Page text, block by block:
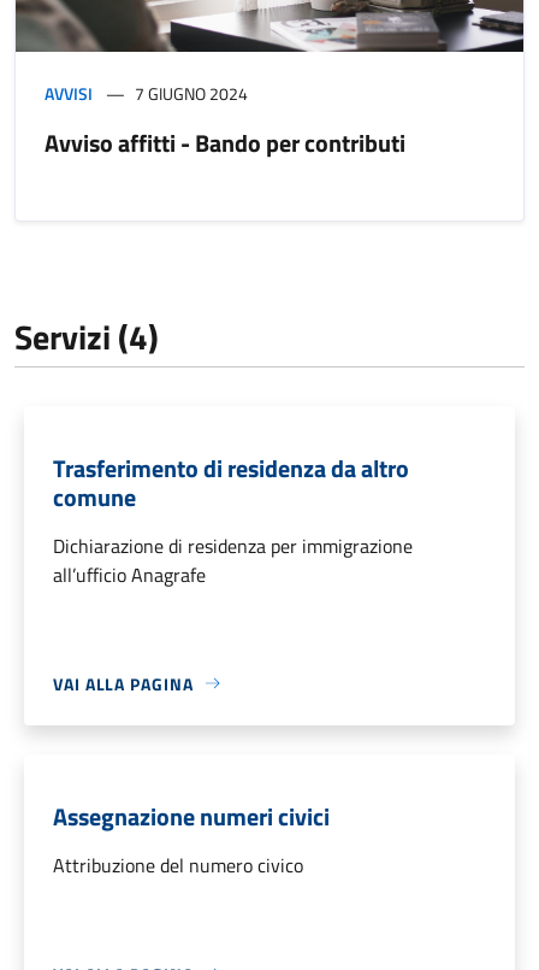
AVVISI 7 GIUGNO 2024
Avviso affitti - Bando per contributi
Servizi (4)
Trasferimento di residenza da altro
comune
Dichiarazione di residenza per immigrazione
all’ufficio Anagrafe
VAI ALLA PAGINA
Assegnazione numeri civici
Attribuzione del numero civico